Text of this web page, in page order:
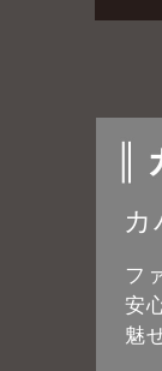
フ
安
魅